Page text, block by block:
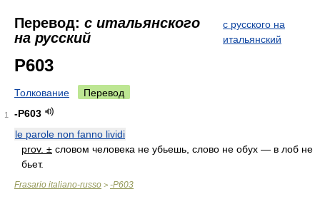
Перевод: с итальянского
на русский
с русского на
итальянский
P603
Толкование Перевод
1
-P603
le parole non fanno lividi
prov. ± словом человека не убьешь, слово не обух — в лоб не
бьет.
Frasario italiano-russo > -P603